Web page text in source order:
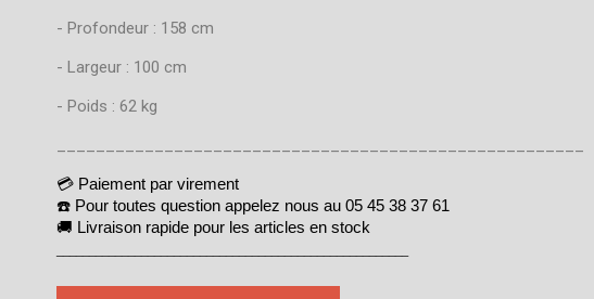
- Profondeur : 158 cm
- Largeur : 100 cm
- Poids : 62 kg
💳 Paiement par virement
☎️ Pour toutes question appelez nous au 05 45 38 37 61
🚚 Livraison rapide pour les articles en stock